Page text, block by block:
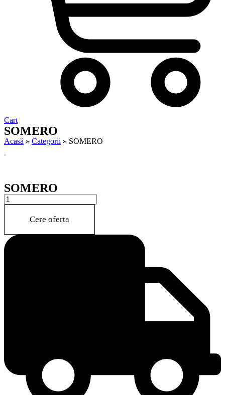
Cart
SOMERO
Acasă » Categorii » SOMERO
SOMERO
SOMERO
quantity
Cere oferta